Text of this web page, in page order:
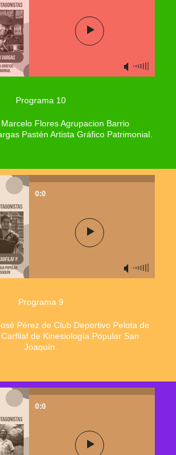
Programa 10
Flores Agrupacion Barrio
Pastén Artista Gráfico Patrimonial.
0:0
Programa 9
Pérez de Club Deportivo Pelota de
de Kinesiología Popular San
Joaquín.
0:0